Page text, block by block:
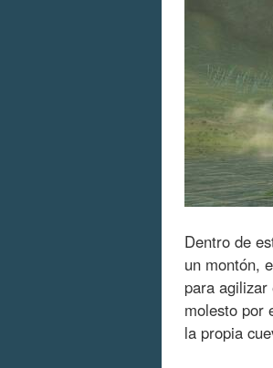
Dentro de
un montón,
para
molesto por
la propia